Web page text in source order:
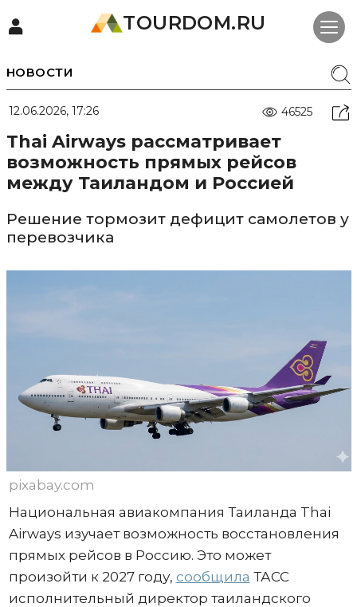
TOURDOM.RU
НОВОСТИ
12.06.2026, 17:26 46525
Thai Airways рассматривает
возможность прямых рейсов
между Таиландом и Россией
Решение тормозит дефицит самолетов у
перевозчика
pixabay.com
Национальная авиакомпания Таиланда Thai
Airways изучает возможность восстановления
прямых рейсов в Россию. Это может
произойти к 2027 году, сообщила ТАСС
исполнительный директор таиландского